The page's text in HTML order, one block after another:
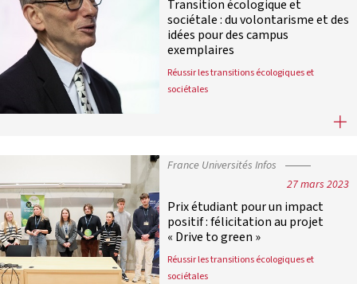
Transition écologique et
sociétale : du volontarisme et des
idées pour des campus
exemplaires
Réussir les transitions écologiques et
sociétales
Transition écologique et
France Universités Infos
27 mars 2023
Prix étudiant pour un impact
positif : félicitation au projet
« Drive to green »
Réussir les transitions écologiques et
sociétales